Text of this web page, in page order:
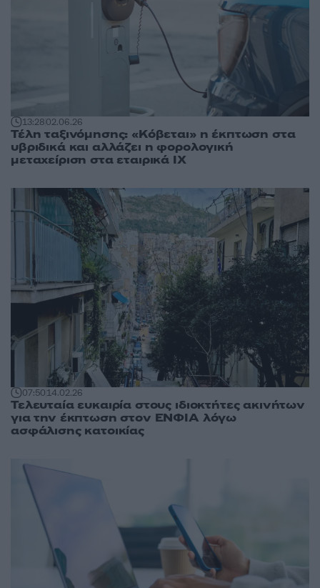
13:2802.06.26
Τέλη ταξινόμησης: «Κόβεται» η έκπτωση στα
υβριδικά και αλλάζει η φορολογική
μεταχείριση στα εταιρικά ΙΧ
07:5014.02.26
Τελευταία ευκαιρία στους ιδιοκτήτες ακινήτων
για την έκπτωση στον ΕΝΦΙΑ λόγω
ασφάλισης κατοικίας